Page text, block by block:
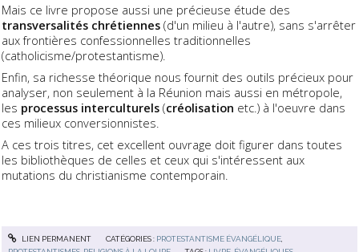
Mais ce livre propose aussi une précieuse étude des
transversalités chrétiennes (d'un milieu à l'autre), sans s'arrêter
aux frontières confessionnelles traditionnelles
(catholicisme/protestantisme).
Enfin, sa richesse théorique nous fournit des outils précieux pour
analyser, non seulement à la Réunion mais aussi en métropole,
les processus interculturels (créolisation etc.) à l'oeuvre dans
ces milieux conversionnistes.
A ces trois titres, cet excellent ouvrage doit figurer dans toutes
les bibliothèques de celles et ceux qui s'intéressent aux
mutations du christianisme contemporain.
LIEN PERMANENT CATÉGORIES : PROTESTANTISME ÉVANGÉLIQUE,